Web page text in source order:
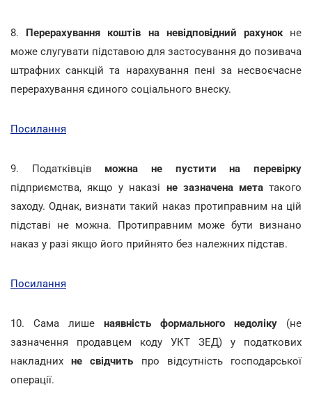
8. Перерахування коштів на невідповідний рахунокне
може слугувати підставою для застосування до позивача
штрафних санкцій та нарахування пені за несвоєчасне
перерахування єдиного соціального внеску.
Посилання
9. Податківців можна не пустити на перевірку
підприємства, якщо у наказі не зазначена метатакого
заходу. Однак, визнати такий наказ протиправним на цій
підставі не можна. Протиправним може бути визнано
наказ у разі якщо його прийнято без належних підстав.
Посилання
10. Сама лише наявність формального недоліку (не
зазначення продавцем коду УКТ ЗЕД) у податкових
накладнихне свідчить про відсутність господарської
операції.